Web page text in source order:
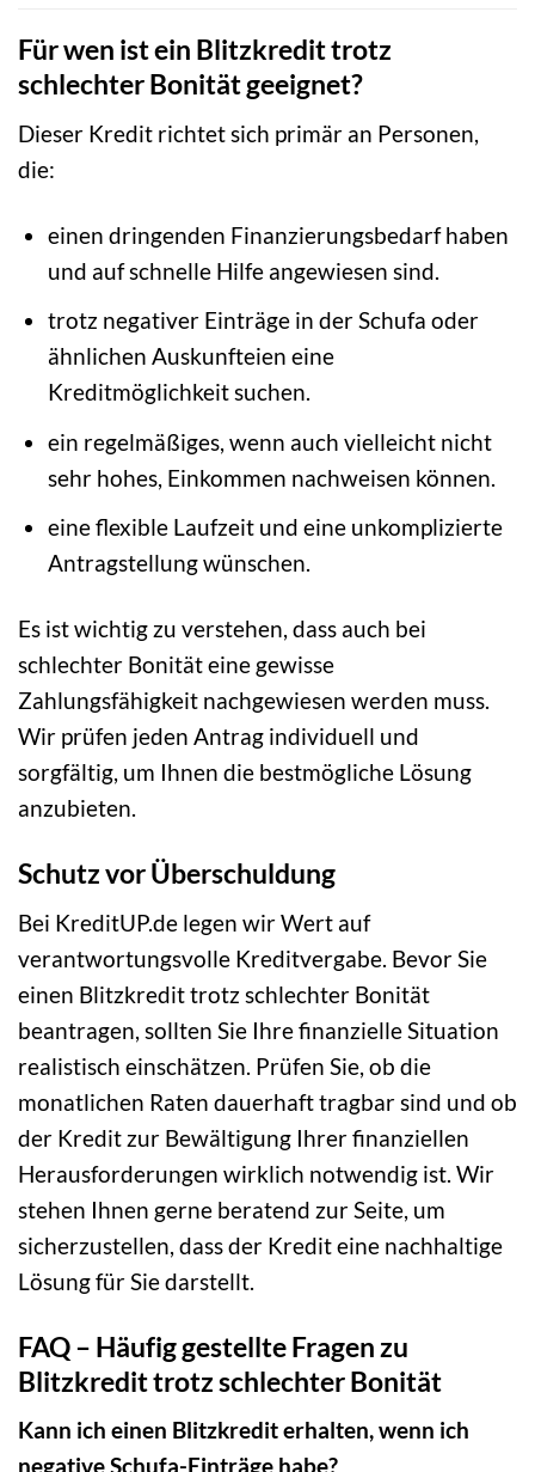
Für wen ist ein Blitzkredit trotz
schlechter Bonität geeignet?
Dieser Kredit richtet sich primär an Personen,
die:
einen dringenden Finanzierungsbedarf haben
und auf schnelle Hilfe angewiesen sind.
trotz negativer Einträge in der Schufa oder
ähnlichen Auskunfteien eine
Kreditmöglichkeit suchen.
ein regelmäßiges, wenn auch vielleicht nicht
sehr hohes, Einkommen nachweisen können.
eine flexible Laufzeit und eine unkomplizierte
Antragstellung wünschen.
Es ist wichtig zu verstehen, dass auch bei
schlechter Bonität eine gewisse
Zahlungsfähigkeit nachgewiesen werden muss.
Wir prüfen jeden Antrag individuell und
sorgfältig, um Ihnen die bestmögliche Lösung
anzubieten.
Schutz vor Überschuldung
Bei KreditUP.de legen wir Wert auf
verantwortungsvolle Kreditvergabe. Bevor Sie
einen Blitzkredit trotz schlechter Bonität
beantragen, sollten Sie Ihre finanzielle Situation
realistisch einschätzen. Prüfen Sie, ob die
monatlichen Raten dauerhaft tragbar sind und ob
der Kredit zur Bewältigung Ihrer finanziellen
Herausforderungen wirklich notwendig ist. Wir
stehen Ihnen gerne beratend zur Seite, um
sicherzustellen, dass der Kredit eine nachhaltige
Lösung für Sie darstellt.
FAQ – Häufig gestellte Fragen zu
Blitzkredit trotz schlechter Bonität
Kann ich einen Blitzkredit erhalten, wenn ich
negative Schufa-Einträge habe?